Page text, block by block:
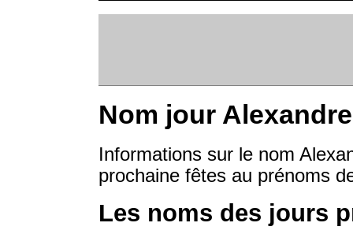
Nom jour Alexandre
Informations sur le nom
prochaine fêtes au prénoms
Les noms des jours